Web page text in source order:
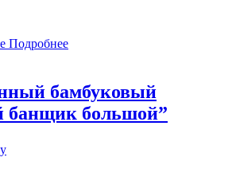
Подробнее
бамбуковый
банщик большой”